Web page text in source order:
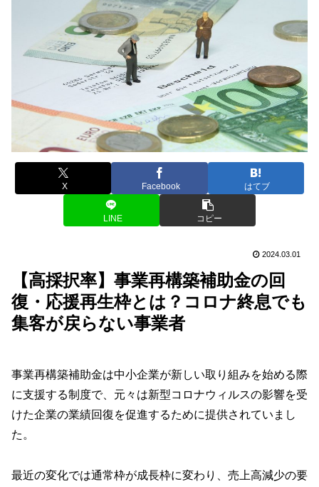
X Facebook はてブ
LINE コピー
2024.03.01
【高採択率】事業再構築補助金の回
復・応援再生枠とは？コロナ終息でも
集客が戻らない事業者
事業再構築補助金は中小企業が新しい取り組みを始める際
に支援する制度で、元々は新型コロナウィルスの影響を受
けた企業の業績回復を促進するために提供されていまし
た。
最近の変化では通常枠が成長枠に変わり、売上高減少の要